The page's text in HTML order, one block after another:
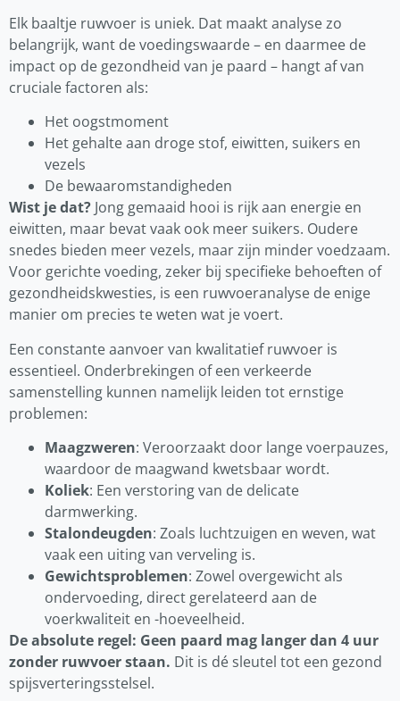
Elk baaltje ruwvoer is uniek. Dat maakt analyse zo
belangrijk, want de voedingswaarde – en daarmee de
impact op de gezondheid van je paard – hangt af van
cruciale factoren als:
Het oogstmoment
Het gehalte aan droge stof, eiwitten, suikers en
vezels
De bewaaromstandigheden
Wist je dat? Jong gemaaid hooi is rijk aan energie en
eiwitten, maar bevat vaak ook meer suikers. Oudere
snedes bieden meer vezels, maar zijn minder voedzaam.
Voor gerichte voeding, zeker bij specifieke behoeften of
gezondheidskwesties, is een ruwvoeranalyse de enige
manier om precies te weten wat je voert.
Een constante aanvoer van kwalitatief ruwvoer is
essentieel. Onderbrekingen of een verkeerde
samenstelling kunnen namelijk leiden tot ernstige
problemen:
Maagzweren: Veroorzaakt door lange voerpauzes,
waardoor de maagwand kwetsbaar wordt.
Koliek: Een verstoring van de delicate
darmwerking.
Stalondeugden: Zoals luchtzuigen en weven, wat
vaak een uiting van verveling is.
Gewichtsproblemen: Zowel overgewicht als
ondervoeding, direct gerelateerd aan de
voerkwaliteit en -hoeveelheid.
De absolute regel: Geen paard mag langer dan 4 uur
zonder ruwvoer staan. Dit is dé sleutel tot een gezond
spijsverteringsstelsel.